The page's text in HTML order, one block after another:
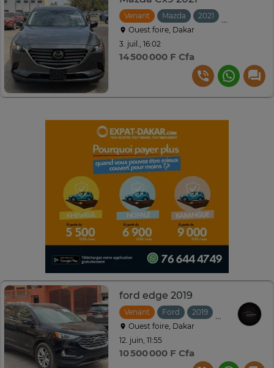
Venant Mazda 2021
Ouest foire, Dakar
3. juil., 16:02
14 500 000 F Cfa
ford edge 2019
Venant Ford 2019
Automatique
Ouest foire, Dakar
12. juin, 11:55
10 500 000 F Cfa